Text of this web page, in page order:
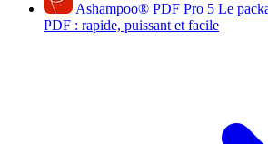
Ashampoo® PDF Pro 5 Le
PDF : rapide, puissant et facile